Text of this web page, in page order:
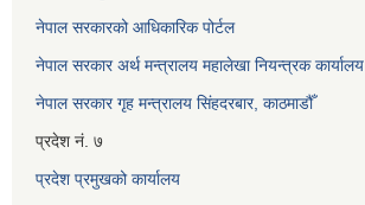
नेपाल सरकारको आधिकारिक पोर्टल
नेपाल सरकार अर्थ मन्त्रालय महालेखा नियन्त्रक कार्यालय
नेपाल सरकार गृह मन्त्रालय सिंहदरबार, काठमाडौँ
प्रदेश नं. ७
प्रदेश प्रमुखको कार्यालय